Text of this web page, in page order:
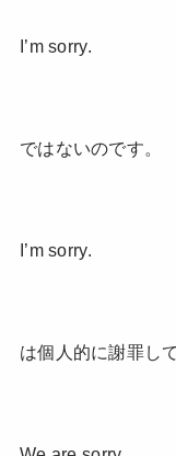
I’m sorry.
ではないのです。
I’m sorry.
は個人的に謝罪し